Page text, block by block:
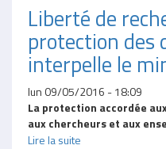
Liberté de
protection des
interpelle le
lun 09/05/2016 - 18:09
La protection accordée
aux chercheurs et aux
Lire la suite